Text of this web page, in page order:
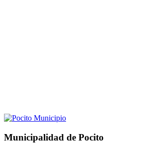
Municipalidad de Pocito